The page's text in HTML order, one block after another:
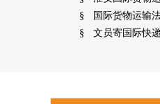
§ 国际货物运输
§ 文员寄国际快